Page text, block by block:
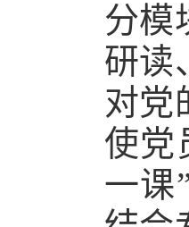
分模
研读
对党
使党
一课